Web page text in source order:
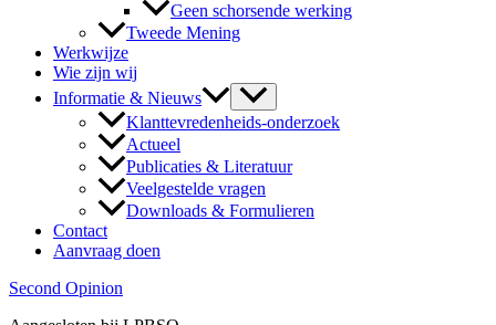
Geen schorsende werking
Tweede Mening
Werkwijze
Wie zijn wij
Informatie & Nieuws
Klanttevredenheids-onderzoek
Actueel
Publicaties & Literatuur
Veelgestelde vragen
Downloads & Formulieren
Contact
Aanvraag doen
Second Opinion